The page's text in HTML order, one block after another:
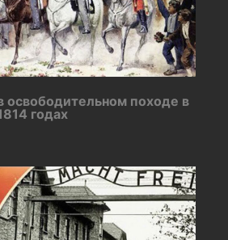
освободительном походе в
годах